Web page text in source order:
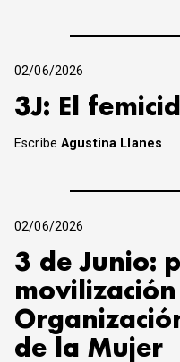
02/06/2026
3J: El
EscribeAgustina Llanes
02/06/2026
3 de Junio:
de la Mujer